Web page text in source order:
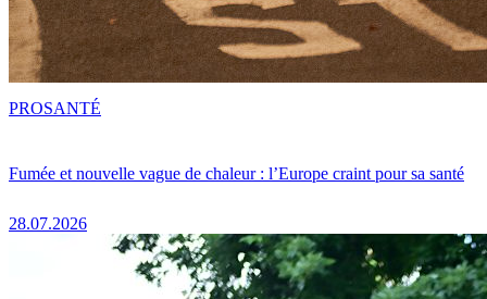
Fumée et nouvelle vague de chaleur : l’Europe craint pour sa santé
28.07.2026
PROSANTÉ